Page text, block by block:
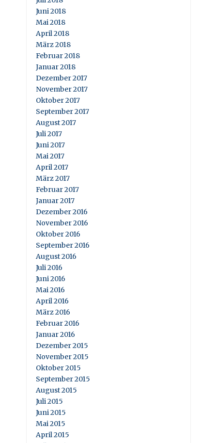
Juni 2018
Mai 2018
April 2018
März 2018
Februar 2018
Januar 2018
Dezember 2017
November 2017
Oktober 2017
September 2017
August 2017
Juli 2017
Juni 2017
Mai 2017
April 2017
März 2017
Februar 2017
Januar 2017
Dezember 2016
November 2016
Oktober 2016
September 2016
August 2016
Juli 2016
Juni 2016
Mai 2016
April 2016
März 2016
Februar 2016
Januar 2016
Dezember 2015
November 2015
Oktober 2015
September 2015
August 2015
Juli 2015
Juni 2015
Mai 2015
April 2015